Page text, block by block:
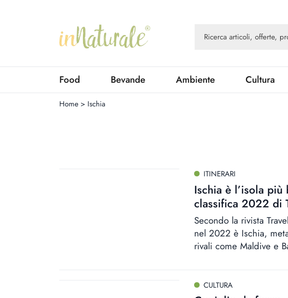
Food Bevande Ambiente Cultura
Home > Ischia
ITINERARI
Ischia è l’isola
classifica 2022 di
Secondo la rivista
nel 2022 è Ischia,
rivali come Maldive e
CULTURA